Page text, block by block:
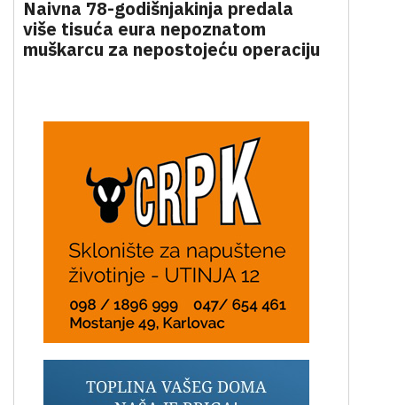
Naivna 78-godišnjakinja predala
više tisuća eura nepoznatom
muškarcu za nepostojeću operaciju